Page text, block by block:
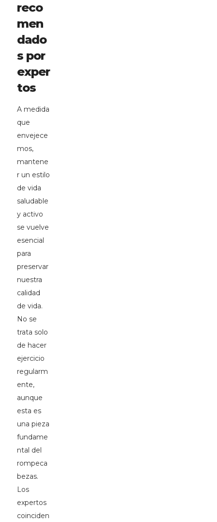
reco
men
dado
s por
exper
tos
A medida
que
envejece
mos,
mantene
r un estilo
de vida
saludable
y activo
se vuelve
esencial
para
preservar
nuestra
calidad
de vida.
No se
trata solo
de hacer
ejercicio
regularm
ente,
aunque
esta es
una pieza
fundame
ntal del
rompeca
bezas.
Los
expertos
coinciden